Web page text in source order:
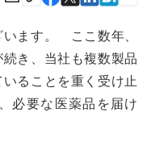
ます。 ここ数年、
き、当社も複数製品
ることを重く受け止
必要な医薬品を届け